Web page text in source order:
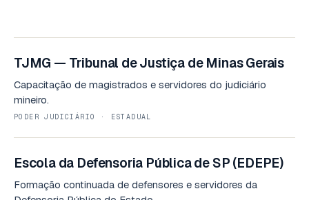
TJMG — Tribunal de Justiça de Minas Gerais
Capacitação de magistrados e servidores do judiciário
mineiro.
PODER JUDICIÁRIO · ESTADUAL
Escola da Defensoria Pública de SP (EDEPE)
Formação continuada de defensores e servidores da